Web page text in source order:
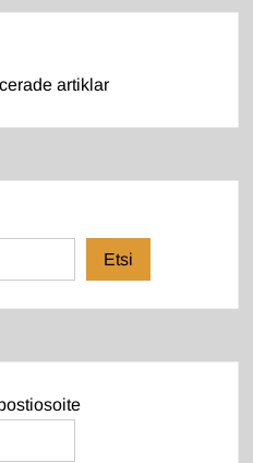
artiklar
Etsi